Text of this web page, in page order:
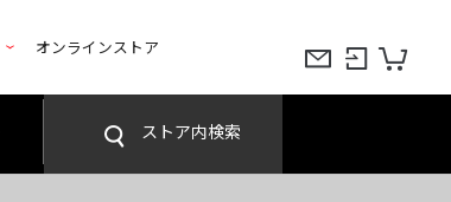
オンラインストア
ストア内検索